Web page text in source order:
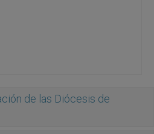
de las Diócesis de